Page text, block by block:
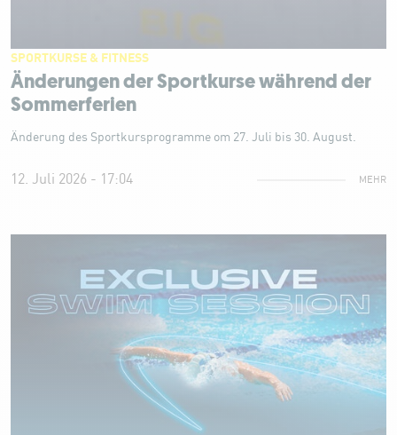
Änderungen der Sportkurse während der
Sommerferien
SPORTKURSE & FITNESS
Änderung des Sportkursprogramme om 27. Juli bis 30. August.
12. Juli 2026 - 17:04 MEHR